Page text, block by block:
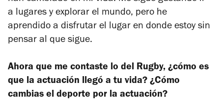
a lugares y explorar el mundo, pero he
aprendido a disfrutar el lugar en donde estoy sin
pensar al que sigue.
Ahora que me contaste lo del Rugby, ¿cómo es
que la actuación llegó a tu vida? ¿Cómo
cambias el deporte por la actuación?